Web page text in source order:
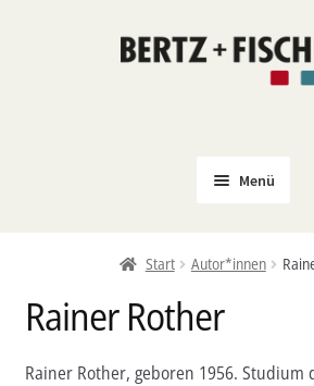
Zur
Zum
Menü
Coming Soon
Politik
PROKLA
Start Autor*innen
Rainer Rother
Rainer Rother, geboren 1956.